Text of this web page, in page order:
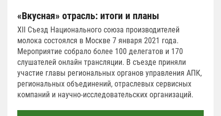
«Вкусная» отрасль: итоги и планы
XII Съезд Национального союза производителей
молока состоялся в Москве 7 января 2021 года.
Мероприятие собрало более 100 делегатов и 170
слушателей онлайн трансляции. В съезде приняли
участие главы региональных органов управления АПК,
региональных объединений, отраслевых сервисных
компаний и научно-исследовательских организаций.